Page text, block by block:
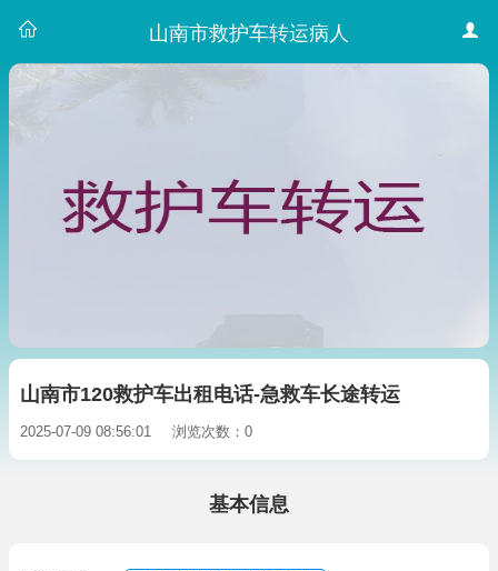
山南市救护车转运病人
山南市120救护车出租电话-急救车长途转运
2025-07-09 08:56:01 浏览次数：0
基本信息